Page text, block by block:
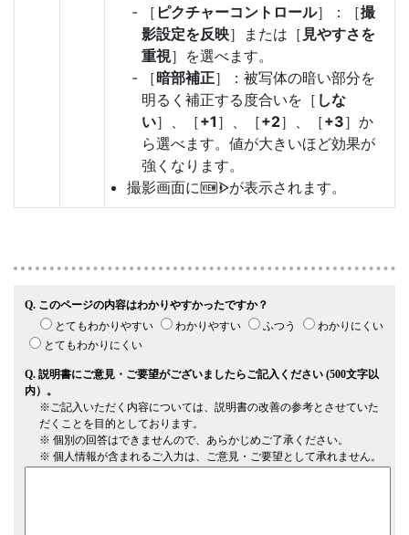
［ ピクチャーコントロール］：［撮
影設定を反映］または［ 見やすさを
重視］を選べます。
［暗部補正］：被写体の暗い部分を
明るく補正する度合いを［ しな
い］、［+1 ］、［+2］、［+3］か
ら選べます。値が大きいほど効果が
強くなります。
撮影画面にWが表示されます。